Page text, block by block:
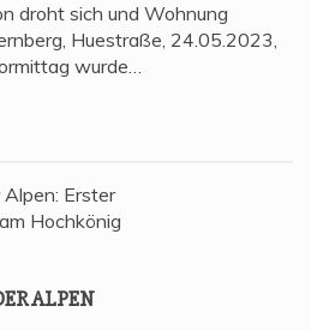
droht sich und Wohnung
Huestraße, 24.05.2023,
wurde…
ALPEN